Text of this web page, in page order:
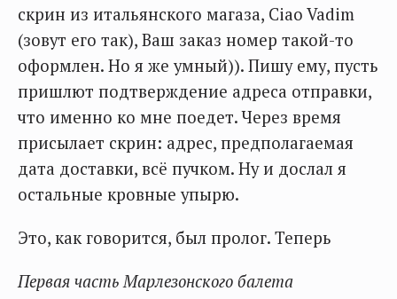
скрин из итальянского магаза, Ciao Vadim
(зовут его так), Ваш заказ номер такой-то
оформлен. Но я же умный)). Пишу ему, пусть
пришлют подтверждение адреса отправки,
что именно ко мне поедет. Через время
присылает скрин: адрес, предполагаемая
дата доставки, всё пучком. Ну и дослал я
остальные кровные упырю.
Это, как говорится, был пролог. Теперь
Первая часть Марлезонского балета